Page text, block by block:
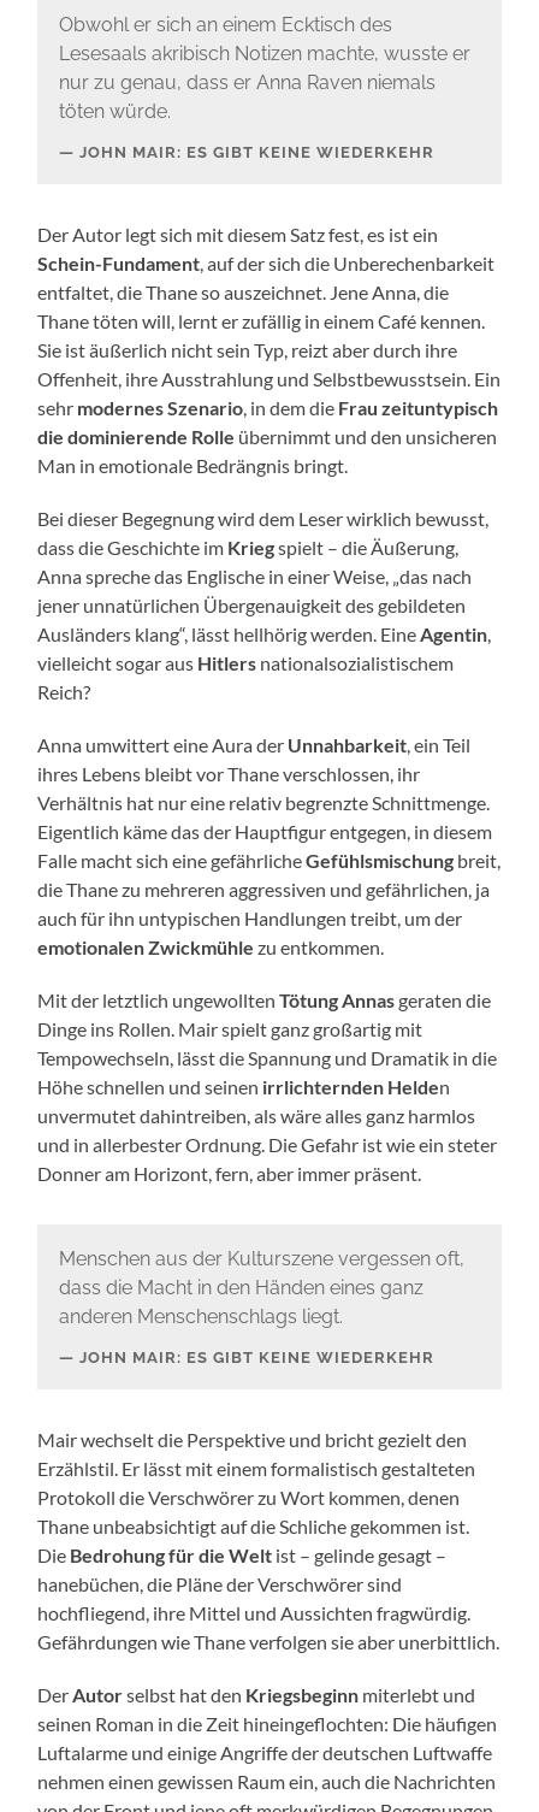
Obwohl er sich an einem Ecktisch des
Lesesaals akribisch Notizen machte, wusste er
nur zu genau, dass er Anna Raven niemals
töten würde.
JOHN MAIR: ES GIBT KEINE WIEDERKEHR
Der Autor legt sich mit diesem Satz fest, es ist ein
Schein-Fundament, auf der sich die Unberechenbarkeit
entfaltet, die Thane so auszeichnet. Jene Anna, die
Thane töten will, lernt er zufällig in einem Café kennen.
Sie ist äußerlich nicht sein Typ, reizt aber durch ihre
Offenheit, ihre Ausstrahlung und Selbstbewusstsein. Ein
sehr modernes Szenario, in dem die Frau zeituntypisch
die dominierende Rolle übernimmt und den unsicheren
Man in emotionale Bedrängnis bringt.
Bei dieser Begegnung wird dem Leser wirklich bewusst,
dass die Geschichte im Kriegspielt – die Äußerung,
Anna spreche das Englische in einer Weise, „das nach
jener unnatürlichen Übergenauigkeit des gebildeten
Ausländers klang“, lässt hellhörig werden. EineAgentin,
vielleicht sogar aus Hitlers nationalsozialistischem
Reich?
Anna umwittert eine Aura der Unnahbarkeit, ein Teil
ihres Lebens bleibt vor Thane verschlossen, ihr
Verhältnis hat nur eine relativ begrenzte Schnittmenge.
Eigentlich käme das der Hauptfigur entgegen, in diesem
Falle macht sich eine gefährlicheGefühlsmischung breit,
die Thane zu mehreren aggressiven und gefährlichen, ja
auch für ihn untypischen Handlungen treibt, um der
emotionalen Zwickmühlezu entkommen.
Mit der letztlich ungewolltenTötung Annasgeraten die
Dinge ins Rollen. Mair spielt ganz großartig mit
Tempowechseln, lässt die Spannung und Dramatik in die
Höhe schnellen und seinen irrlichternden Helden
unvermutet dahintreiben, als wäre alles ganz harmlos
und in allerbester Ordnung. Die Gefahr ist wie ein steter
Donner am Horizont, fern, aber immer präsent.
Menschen aus der Kulturszene vergessen oft,
dass die Macht in den Händen eines ganz
anderen Menschenschlags liegt.
JOHN MAIR: ES GIBT KEINE WIEDERKEHR
Mair wechselt die Perspektive und bricht gezielt den
Erzählstil. Er lässt mit einem formalistisch gestalteten
Protokoll die Verschwörer zu Wort kommen, denen
Thane unbeabsichtigt auf die Schliche gekommen ist.
Die Bedrohung für die Welt ist – gelinde gesagt –
hanebüchen, die Pläne der Verschwörer sind
hochfliegend, ihre Mittel und Aussichten fragwürdig.
Gefährdungen wie Thane verfolgen sie aber unerbittlich.
Der Autorselbst hat den Kriegsbeginn miterlebt und
seinen Roman in die Zeit hineingeflochten: Die häufigen
Luftalarme und einige Angriffe der deutschen Luftwaffe
nehmen einen gewissen Raum ein, auch die Nachrichten